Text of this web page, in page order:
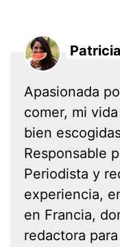
Apasionada
comer, mi
bien
Responsable
Periodista y
experiencia,
en Francia,
redactora